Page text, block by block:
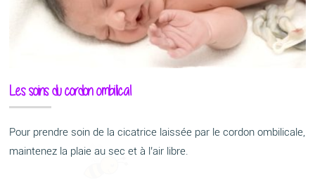
Les soins du cordon ombilical
Pour prendre soin de la cicatrice laissée par le cordon ombilicale,
maintenez la plaie au sec et à l’air libre.